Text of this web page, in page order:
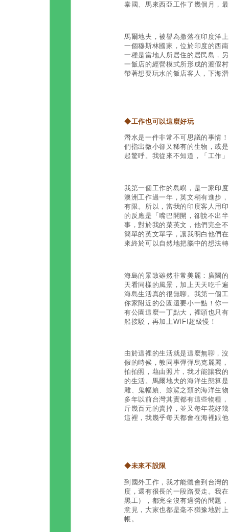
泰國、馬來西亞工作了幾個月，
馬爾地夫，被譽為撒落在印度洋
一個穆斯林國家，位於印度的西
一種是當地人所居住的居民島，
一飯店的經營模式所形成的渡假
帶著想要玩水的飯店客人，下海
◆工作也可以這麼好玩
潛水是一件非常不可思議的事情
們指出微小卻又稀有的生物，或
起驚呼。我從來不知道，「工作
我第一個工作的島嶼，是一家印
澳洲工作過一年，英文稍有進步
有限。所以，當我的印度客人用
的反應是「嘴巴開開，卻說不出
事，對於我的菜英文，他們完全
簡單的英文單字，讓我明白他們
來終於可以自然地把腦中的想法
海島的景致雖然非常美麗：廣闊
天看同樣的風景，加上天天吃千
海島生活真的很無聊。我第一個
你家附近的公園還要小一點！你
有公園這麼一丁點大，裡頭也只
船接駁，再加上WIFI超級慢！
由於這裡的生活就是這麼無聊，
假的時候，教同事彈彈烏克麗麗
拍拍照，藉由照片，我才能讓我
的生活。馬爾地夫的海洋生態算
雕、鬼幅鱝、鯨鯊之類的海洋生
多年以前台灣其實都有這些物種
斤幾百元的賣掉，並又每年花好
這裡，我幾乎每天都會在海裡跟
◆未來不設限
到國外工作，我才能體會到台灣
度，還有很長的一段路要走。我
黑工），都完全沒有過勞的問題
意見，大家也都是毫不猶豫地對
帳。